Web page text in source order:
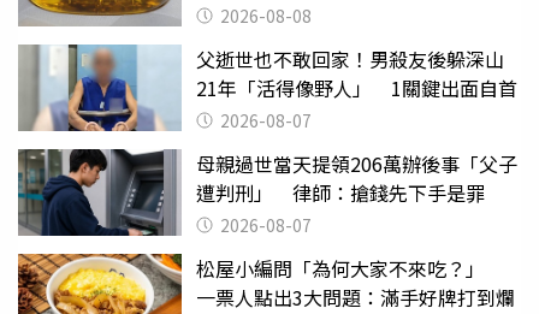
2026-08-08
父逝世也不敢回家！男殺友後躲深山
21年「活得像野人」 1關鍵出面自首
2026-08-07
母親過世當天提領206萬辦後事「父子
遭判刑」 律師：搶錢先下手是罪
2026-08-07
松屋小編問「為何大家不來吃？」
一票人點出3大問題：滿手好牌打到爛